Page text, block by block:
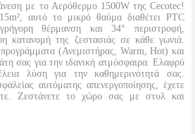
με το Αερόθερμο 1500W της Cecotec!
αυτό το μικρό θαύμα διαθέτει PTC
θέρμανση και 34° περιστροφή,
κατανομή της ζεστασιάς σε κάθε γωνιά.
(Ανεμιστήρας, Warm, Hot) και
σας για την ιδανική ατμόσφαιρα. Ελαφρύ
λύση για την καθημερινότητά σας.
αυτόματης απενεργοποίησης, έχετε
Ζεστάνετε το χώρο σας με στυλ και